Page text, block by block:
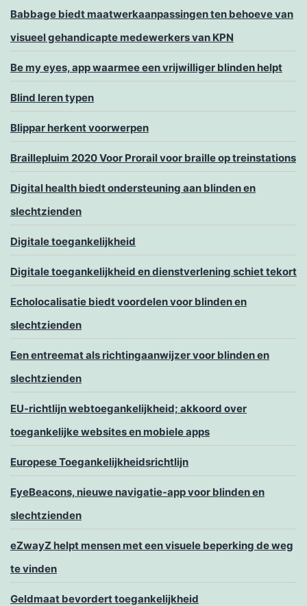
Babbage biedt maatwerkaanpassingen ten behoeve van
visueel gehandicapte medewerkers van KPN
Be my eyes, app waarmee een vrijwilliger blinden helpt
Blind leren typen
Blippar herkent voorwerpen
Braillepluim 2020 Voor Prorail voor braille op treinstations
Digital health biedt ondersteuning aan blinden en
slechtzienden
Digitale toegankelijkheid
Digitale toegankelijkheid en dienstverlening schiet tekort
Echolocalisatie biedt voordelen voor blinden en
slechtzienden
Een entreemat als richtingaanwijzer voor blinden en
slechtzienden
EU-richtlijn webtoegankelijkheid; akkoord over
toegankelijke websites en mobiele apps
Europese Toegankelijkheidsrichtlijn
EyeBeacons, nieuwe navigatie-app voor blinden en
slechtzienden
eZwayZ helpt mensen met een visuele beperking de weg
te vinden
Geldmaat bevordert toegankelijkheid